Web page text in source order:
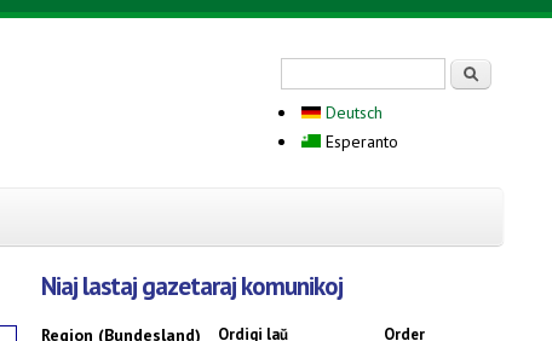
Deutsch
Esperanto
Niaj lastaj gazetaraj komunikoj
Region (Bundesland) Ordigi laŭ Order